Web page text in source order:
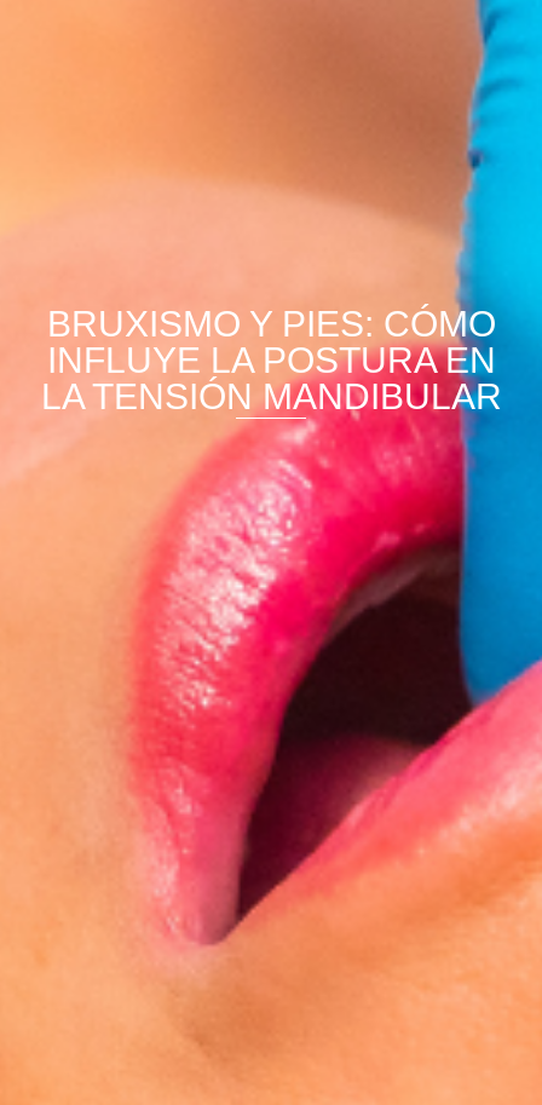
BRUXISMO Y PIES: CÓMO
INFLUYE LA POSTURA EN
LA TENSIÓN MANDIBULAR